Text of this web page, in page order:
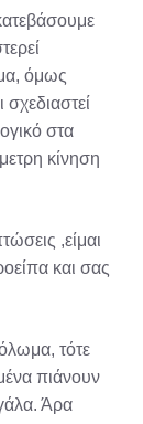
όμως
στα
κίνηση
,είμαι
και σας
τότε
πιάνουν
Άρα